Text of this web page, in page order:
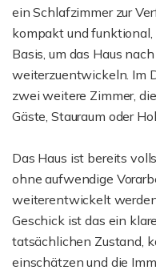
ein Schlafzimmer zur
kompakt und
Basis, um das Haus
weiterzuentwickeln. Im
zwei weitere Zimmer,
Gäste, Stauraum oder
Das Haus ist bereits
ohne aufwendige
weiterentwickelt
Geschick ist das ein
tatsächlichen Zustand,
einschätzen und die